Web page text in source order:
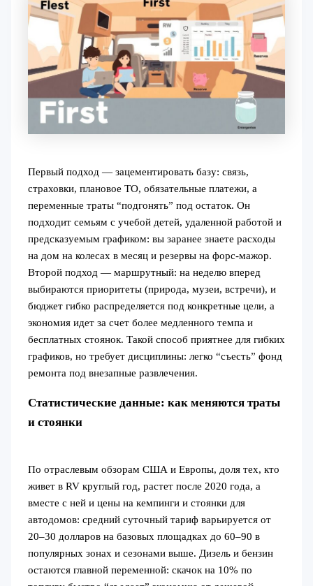
Первый подход — зацементировать базу: связь,
страховки, плановое ТО, обязательные платежи, а
переменные траты “подгонять” под остаток. Он
подходит семьям с учебой детей, удаленной работой и
предсказуемым графиком: вы заранее знаете расходы
на дом на колесах в месяц и резервы на форс-мажор.
Второй подход — маршрутный: на неделю вперед
выбираются приоритеты (природа, музеи, встречи), и
бюджет гибко распределяется под конкретные цели, а
экономия идет за счет более медленного темпа и
бесплатных стоянок. Такой способ приятнее для гибких
графиков, но требует дисциплины: легко “съесть” фонд
ремонта под внезапные развлечения.
Статистические данные: как меняются траты
и стоянки
По отраслевым обзорам США и Европы, доля тех, кто
живет в RV круглый год, растет после 2020 года, а
вместе с ней и цены на кемпинги и стоянки для
автодомов: средний суточный тариф варьируется от
20–30 долларов на базовых площадках до 60–90 в
популярных зонах и сезонами выше. Дизель и бензин
остаются главной переменной: скачок на 10% по